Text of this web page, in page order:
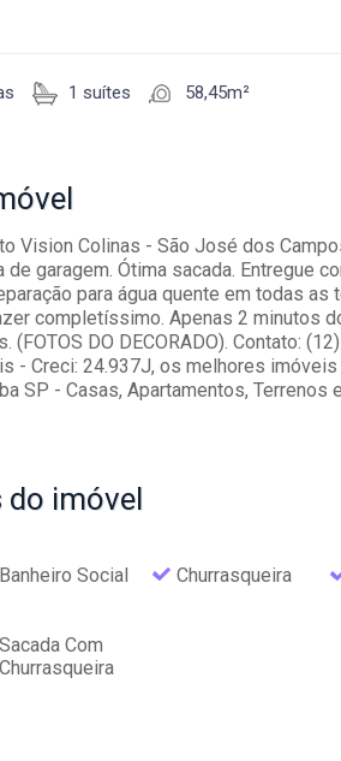
1 suítes 58,45m²
Vision Colinas - São José dos
garagem. Ótima sacada. Entregue
para água quente em todas as
completíssimo. Apenas 2 minutos
(FOTOS DO DECORADO). Contato:
- Creci: 24.937J, os melhores
SP - Casas, Apartamentos, Terrenos
do imóvel
Banheiro Social Churrasqueira
Sacada Com
Churrasqueira